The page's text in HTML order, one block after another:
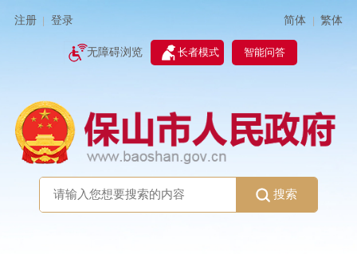
注册 登录 简体 | 繁体
无障碍浏览 长者模式 智能问答
搜索